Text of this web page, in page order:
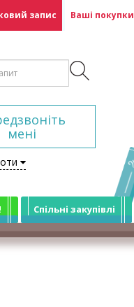
запис Ваші покупки
мені
Спільні закупівлі